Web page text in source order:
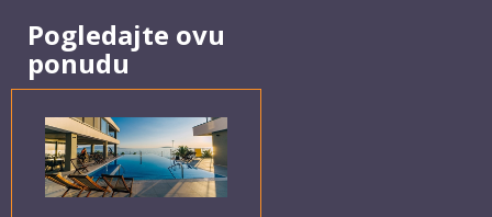
Pogledajte ovu
ponudu